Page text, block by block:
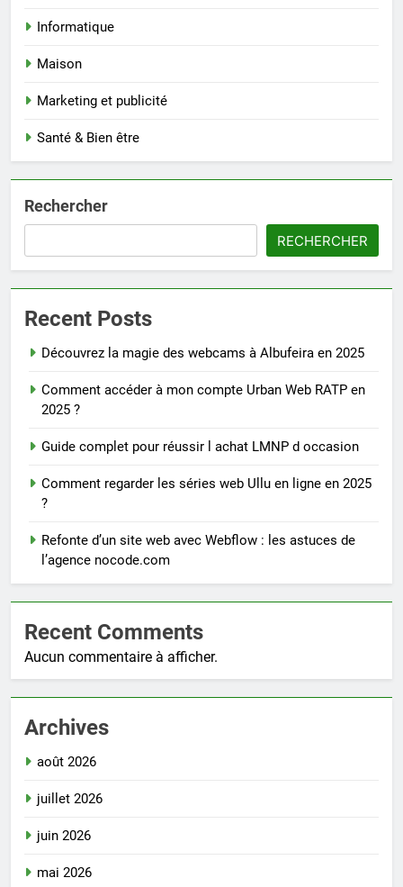
Informatique
Maison
Marketing et publicité
Santé & Bien être
Rechercher
RECHERCHER
Recent Posts
Découvrez la magie des webcams à Albufeira en 2025
Comment accéder à mon compte Urban Web RATP en
2025 ?
Guide complet pour réussir l achat LMNP d occasion
Comment regarder les séries web Ullu en ligne en 2025
?
Refonte d’un site web avec Webflow : les astuces de
l’agence nocode.com
Recent Comments
Aucun commentaire à afficher.
Archives
août 2026
juillet 2026
juin 2026
mai 2026